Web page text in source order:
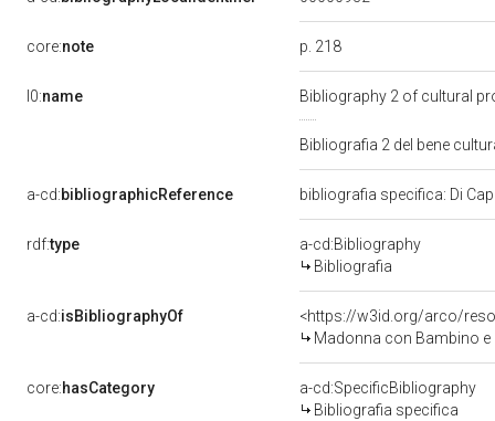
core:note p. 218
l0:name Bibliography 2 of cultural
Bibliografia 2 del bene
a-cd:bibliographicReference bibliografia specifica: Di
rdf:type
a-cd:Bibliography
Bibliografia
a-cd:isBibliographyOf
<https://w3id.org/arco/
Madonna con Bambino e
core:hasCategory
a-cd:SpecificBibliography
Bibliografia specifica